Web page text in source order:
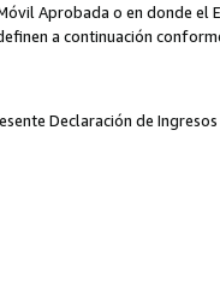
Aprobada o en donde el
a continuación
Declaración de